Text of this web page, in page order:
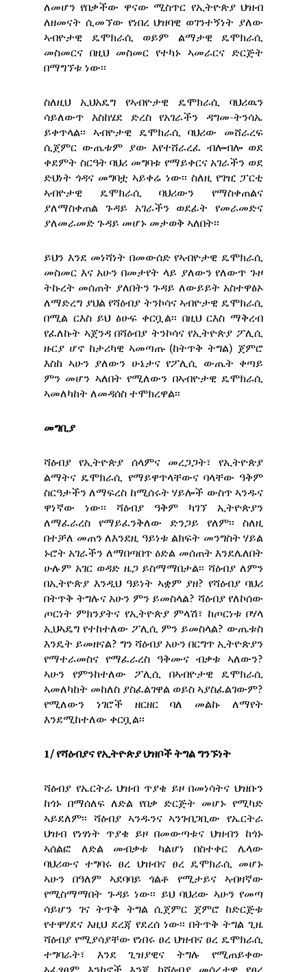
ለመሆን የበቃችው ዋናው ሚስጥር የኢትዮጵያ ህዝብ
ለዘመናት ሲመኘው የነበረ ህዝባዊ ወገንተኝነት ያለው
ኣብዮታዊ ዴሞክራሲ ወይም ልማታዊ ዴሞክራሲ
መስመርና በዚህ መስመር የተካኑ ኣመራርና ድርጅት
በማግኘቱ ነው፡፡
ስለዚህ ኢህአዴግ የኣብዮታዊ ዴሞክራሲ ባህሪዉን
ሳይለውጥ እስከሄደ ድረስ የአገራችን ዳግመ-ትንሳኤ
ይቀጥላል፡፡ ኣብዮታዊ ዴሞክራሲ ባህሪው መሸራረፍ
ሲጀምር ውጤቱም ያው እየተሸራረፈ ብሎብሎ ወደ
ቀደምት ስርዓት ባህሪ መግባቱ የማይቀርና አገራችን ወደ
ድህነት ጎዳና መግባቷ ኣይቀሬ ነው፡፡ ስለዚ የገዢ ፓርቲ
ኣብዮታዊ ዴሞክራሲ ባህሪውን የማስቀጠልና
ያለማስቀጠል ጉዳይ አገራችን ወደፊት የመራመድና
ያለመራመድ ጉዳይ መሆኑ መታወቅ ኣለበት፡፡
ይህን እንደ መነሻነት በመውሰድ የኣብዮታዊ ዴሞክራሲ
መስመር እና አሁን በመታየት ላይ ያለውን የለውጥ ጉዞ
ትኩረት መሰጠት ያለበትን ጉዳይ ለውይይት አስተዋፅኦ
ለማድረግ ያህል የሻዕብያ ትንኮሳና ኣብዮታዊ ዴሞክራሲ
በሚል ርእስ ይህ ፅሁፍ ቀርቧል፡፡ በዚህ ርእስ ማቅረብ
የፈለኩት ኣጀንዳ በሻዕብያ ትንኮሳና የኢትዮጵያ ፖሊሲ
ዙርያ ሆኖ ከታሪካዊ ኣመጣጡ (ከትጥቅ ትግል) ጀምሮ
እስከ ኣሁን ያለውን ሁኔታና የፖሊሲ ውጤት ቀጣይ
ምን መሆን ኣለበት የሚለውን በኣብዮታዊ ዴሞክራሲ
ኣመለካከት ለመዳሰስ ተሞክረዋል፡፡
መግቢያ
ሻዕብያ የኢትዮጵያ ሰላምና መረጋጋት፣ የኢትዮጵያ
ልማትና ዴሞክራሲ የማይዋጥላቸውና ባላቸው ዓቅም
ስርዓታችን ለማፍረስ ከሚሰሩት ሃይሎች ውስጥ ኣንዱና
ዋነኛው ነው፡፡ ሻዕብያ ዓቅም ካገኘ ኢትዮጵያን
ለማፈራረስ የማይፈንቅለው ድንጋይ የለም፡፡ ስለዚ
በተቻለ መጠን ለእንደዚ ዓይነቱ ልክፍት መንግስት ሃይል
ኑሮት አገራችን ለማበጣበጥ ዕድል መሰጠት እንደሌለበት
ሁሉም አገር ወዳድ ዜጋ ይስማማበታል፡፡ ሻዕብያ ለምን
በኢትዮጵያ እንዲህ ዓይነት ኣቋም ያዘ? የሻዕብያ ባህሪ
በትጥቅ ትግሉና አሁን ምን ይመስላል? ሻዕብያ የለኮሰው
ጦርነት ምክንያትና የኢትዮጵያ ምላሽ፣ ከጦርነቱ ቦሃላ
ኢህኣዴግ የተከተለው ፖሊሲ ምን ይመስላል? ውጤቱስ
እንዴት ይመዘናል? ግን ሻዕብያ አሁን በርግጥ ኢትዮጵያን
የማተራመስና የማፈራረስ ዓቅሙና ብቃቱ ኣለውን?
ኣሁን የምንከተለው ፖሊሲ በኣብዮታዊ ዴሞክራሲ
ኣመለካከት መከለስ ያስፈልገዋል ወይስ ኣያስፈልገውም?
የሚለውን ነገሮች ዘርዘር ባለ መልኩ ለማየት
እንደሚከተለው ቀርቧል፡፡
1/ የሻዕብያና የኢትዮጵያ ህዝቦች ትግል ግንኙነት
ሻዕብያ የኤርትራ ህዝብ ጥያቄ ይዞ በመነሳትና ህዝቡን
ከጎኑ በማሰለፍ ለድል የበቃ ድርጅት መሆኑ የሚካድ
ኣይደለም፡፡ ሻዕብያ ኣንዱንና ኣንገብጋቢው የኤርትራ
ህዝብ የነፃነት ጥያቄ ይዞ በመውጣቱና ህዝብን ከጎኑ
ኣሰልፎ ለድል መብቃቱ ካልሆነ በስተቀር ሌላው
ባህሪውና ተግባሩ ፀረ ህዝብና ፀረ ዴሞክራሲ መሆኑ
ኣሁን በዓለም ኣደባባይ ጎልቶ የሚታይና ኣብዛኛው
የሚስማማበት ጉዳይ ነው፡፡ ይህ ባህሪው ኣሁን የመጣ
ሳይሆን ገና ትጥቅ ትግል ሲጀምር ጀምሮ ከድርጅቱ
የተዋሃደና እዚህ ደረጃ የደረሰ ነው፡፡ በትጥቅ ትግል ጊዜ
ሻዕብያ የሚያሳያቸው የነበሩ ፀረ ህዝብና ፀረ ዴሞክራሲ
ተግባራት፣ እንደ ጊዝያዊና ትግሉ የሚጠይቀው